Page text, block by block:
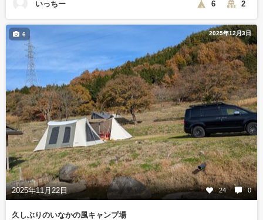
いっちー 6 2
2025年12月3日
2025年11月22日 24 0
6
久しぶりのいなかの風キャンプ場